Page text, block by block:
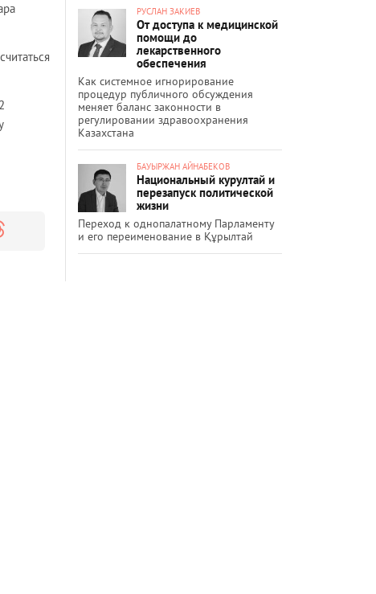
РУСЛАН ЗАКИЕВ
От доступа к медицинской
помощи до
лекарственного
обеспечения
Как системное игнорирование
процедур публичного обсуждения
меняет баланс законности в
регулировании здравоохранения
Казахстана
БАУЫРЖАН АЙНАБЕКОВ
Национальный курултай и
перезапуск политической
жизни
Переход к однопалатному Парламенту
и его переименование в Құрылтай